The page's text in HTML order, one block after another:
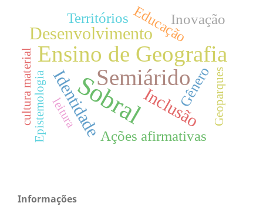
Sobral
Semiárido
Ensino de Geografia
Inclusão
Desenvolvimento
Identidade
Educação
Territórios
Gênero
Ações afirmativas
Inovação
Geoparques
Epistemologialeitura
cultura material
Informações